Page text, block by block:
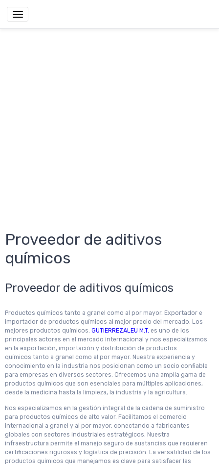
Proveedor de aditivos
químicos
Proveedor de aditivos químicos
Productos químicos tanto a granel como al por mayor. Exportador e
importador de productos químicos al mejor precio del mercado. Los
mejores productos químicos. GUTIERREZALEU M.T. es uno de los
principales actores en el mercado internacional y nos especializamos
en la exportación, importación y distribución de productos
químicos tanto a granel como al por mayor. Nuestra experiencia y
conocimiento en la industria nos posicionan como un socio confiable
para empresas en diversos sectores. Ofrecemos una amplia gama de
productos químicos que son esenciales para múltiples aplicaciones,
desde la medicina hasta la limpieza, la industria y la agricultura.
Nos especializamos en la gestión integral de la cadena de suministro
para productos químicos de alto valor. Facilitamos el comercio
internacional a granel y al por mayor, conectando a fabricantes
globales con sectores industriales estratégicos. Nuestra
infraestructura permite el manejo seguro de sustancias que requieren
certificaciones rigurosas y logística de precisión. La versatilidad de los
productos químicos que manejamos es clave para satisfacer las